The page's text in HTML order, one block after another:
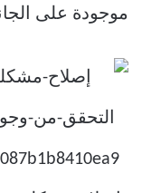
موجودة على